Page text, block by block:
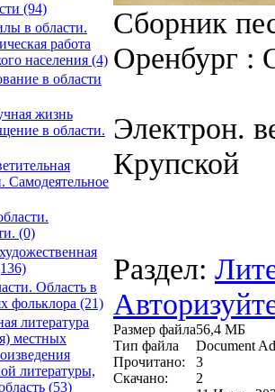
(94)
в области.
работа
населения (4)
в области
жизнь
в области.
Самодеятельное
(0)
Область в
фольклора (21)
литература
местных
литературы,
(53)
Сборник
Оренбург :
Электрон.
Крупской
Раздел:
Размер файла56,4 МБ
Тип файла
Document
Прочитано:
3
Скачано:
2